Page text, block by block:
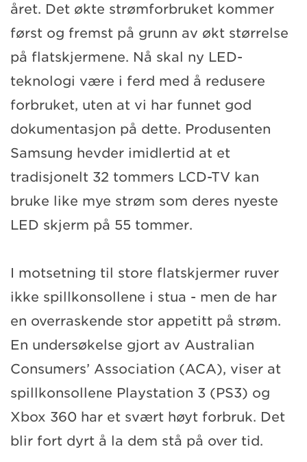
året. Det økte strømforbruket kommer
først og fremst på grunn av økt størrelse
på flatskjermene. Nå skal ny LED-
teknologi være i ferd med å redusere
forbruket, uten at vi har funnet god
dokumentasjon på dette. Produsenten
Samsung hevder imidlertid at et
tradisjonelt 32 tommers LCD-TV kan
bruke like mye strøm som deres nyeste
LED skjerm på 55 tommer.
I motsetning til store flatskjermer ruver
ikke spillkonsollene i stua - men de har
en overraskende stor appetitt på strøm.
En undersøkelse gjort av Australian
Consumers’ Association (ACA), viser at
spillkonsollene Playstation 3 (PS3) og
Xbox 360 har et svært høyt forbruk. Det
blir fort dyrt å la dem stå på over tid.